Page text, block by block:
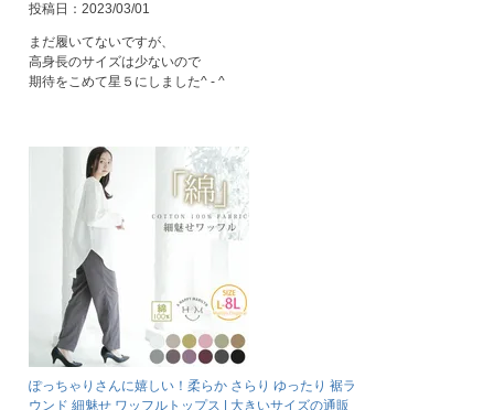
投稿日 2023/03/01
まだ履いてないですが、
高身長のサイズは少ないので
期待をこめて星５にしました^ - ^
ぽっちゃりさんに嬉しい！柔らか さらり ゆったり 裾ラ
ウンド 細魅せ ワッフルトップス | 大きいサイズの通販